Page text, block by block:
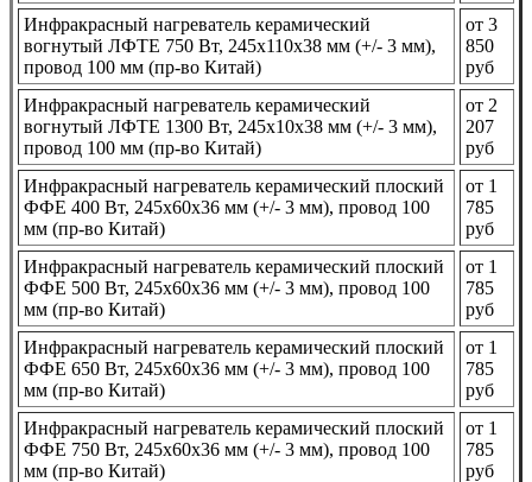
Инфракрасный нагреватель керамический
вогнутый ЛФТЕ 750 Вт, 245х110х38 мм (+/- 3 мм),
провод 100 мм (пр-во Китай)
от 3
850
руб
Инфракрасный нагреватель керамический
вогнутый ЛФТЕ 1300 Вт, 245х10х38 мм (+/- 3 мм),
провод 100 мм (пр-во Китай)
от 2
207
руб
Инфракрасный нагреватель керамический плоский
ФФЕ 400 Вт, 245x60x36 мм (+/- 3 мм), провод 100
мм (пр-во Китай)
от 1
785
руб
Инфракрасный нагреватель керамический плоский
ФФЕ 500 Вт, 245x60x36 мм (+/- 3 мм), провод 100
мм (пр-во Китай)
от 1
785
руб
Инфракрасный нагреватель керамический плоский
ФФЕ 650 Вт, 245x60x36 мм (+/- 3 мм), провод 100
мм (пр-во Китай)
от 1
785
руб
Инфракрасный нагреватель керамический плоский
ФФЕ 750 Вт, 245x60x36 мм (+/- 3 мм), провод 100
мм (пр-во Китай)
от 1
785
руб